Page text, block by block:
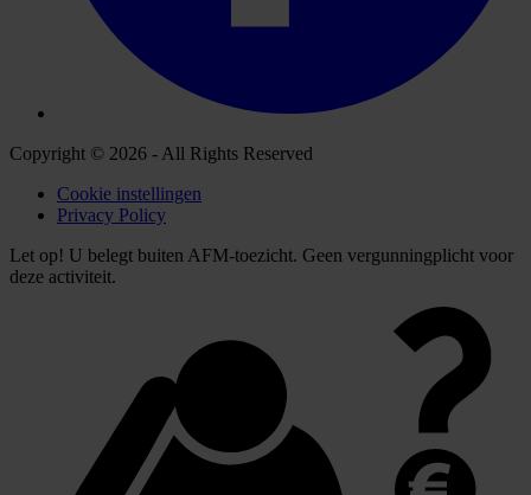
Copyright © 2026 - All Rights Reserved
Cookie instellingen
Privacy Policy
Let op! U belegt buiten AFM-toezicht. Geen vergunningplicht voor
deze activiteit.